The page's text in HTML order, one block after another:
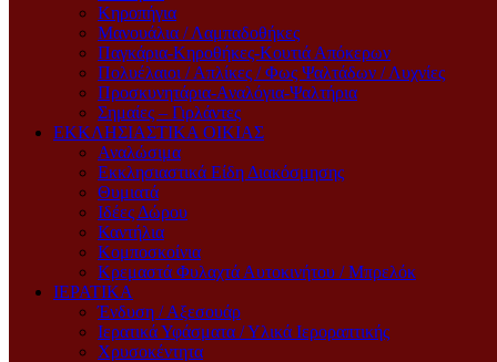
Κηροπήγια
Μανουάλια / Λαμπαδοθήκες
Παγκάρια-Κηροθήκες-Κουτιά Απόκερων
Πολυέλαιοι / Απλίκες / Φως Ψαλτάδων / Λυχνίες
Προσκυνητάρια-Αναλόγια-Ψαλτήρια
Σημαίες – Γιρλάντες
ΕΚΚΛΗΣΙΑΣΤΙΚΑ ΟΙΚΙΑΣ
Αναλώσιμα
Εκκλησιαστικά Είδη Διακόσμησης
Θυμιατά
Ιδέες Δώρου
Καντήλια
Κομποσκοίνια
Κρεμαστά Φυλαχτά Αυτοκινήτου / Μπρελόκ
ΙΕΡΑΤΙΚΑ
Ένδυση / Αξεσουάρ
Ιερατικά Υφάσματα / Υλικά Ιεροραπτικής
Χρυσοκέντητα